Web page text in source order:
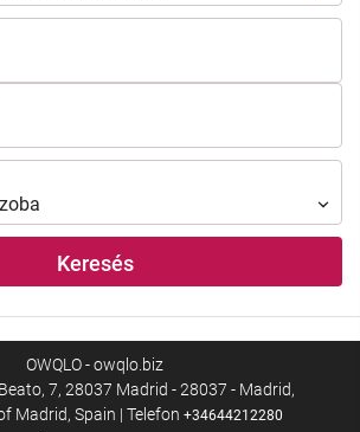
Keresés
OWQLO - owqlo.biz
7, 28037 Madrid - 28037 - Madrid,
Madrid, Spain | Telefon +34644212280